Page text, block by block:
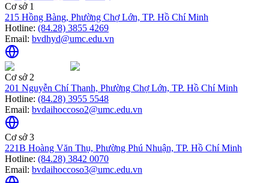
Cơ sở 1
215 Hồng Bàng, Phường Chợ Lớn, TP. Hồ Chí Minh
Hotline: (84.28) 3855 4269
Email: bvdhyd@umc.edu.vn
Cơ sở 2
201 Nguyễn Chí Thanh, Phường Chợ Lớn, TP. Hồ Chí Minh
Hotline: (84.28) 3955 5548
Email: bvdaihoccoso2@umc.edu.vn
Cơ sở 3
221B Hoàng Văn Thụ, Phường Phú Nhuận, TP. Hồ Chí Minh
Hotline: (84.28) 3842 0070
Email: bvdaihoccoso3@umc.edu.vn